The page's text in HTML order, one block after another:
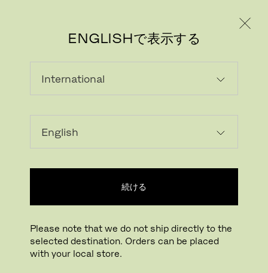
ENGLISHで表示する
続ける
Please note that we do not ship directly to the
selected destination. Orders can be placed
with your local store.